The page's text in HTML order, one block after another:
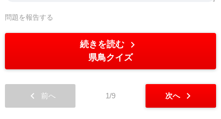
問題を報告する
続きを読む chevron_right
県鳥クイズ
chevron_left 前へ 1/9 次へ chevron_right